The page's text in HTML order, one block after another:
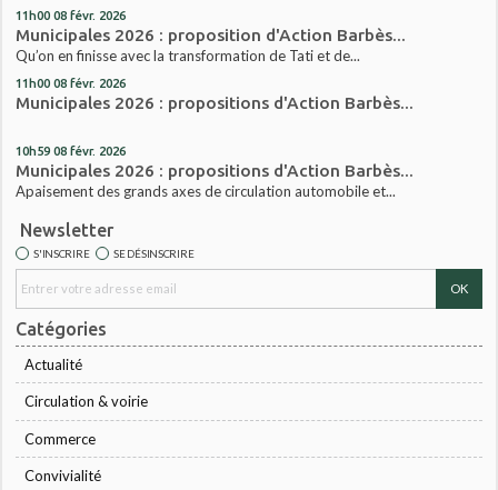
11h00 08 févr. 2026
Municipales 2026 : proposition d'Action Barbès...
Qu’on en finisse avec la transformation de Tati et de...
11h00 08 févr. 2026
Municipales 2026 : propositions d'Action Barbès...
10h59 08 févr. 2026
Municipales 2026 : propositions d'Action Barbès...
Apaisement des grands axes de circulation automobile et...
Newsletter
S'INSCRIRE SE DÉSINSCRIRE
Catégories
Actualité
Circulation & voirie
Commerce
Convivialité